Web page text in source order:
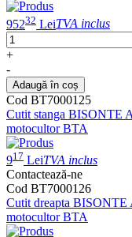
95232 LeiTVA inclus
+
-
Adaugă în coș
Cod BT7000125
Cutit stanga BISONTE
motocultor BTA
917 LeiTVA inclus
Contactează-ne
Cod BT7000126
Cutit dreapta BISONTE
motocultor BTA